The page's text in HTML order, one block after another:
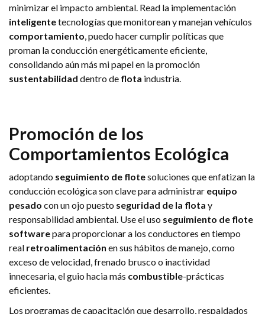
minimizar el impacto ambiental. Read la implementación
inteligentetecnologías que monitorean y manejan vehículos
comportamiento, puedo hacer cumplir políticas que
proman la conducción energéticamente eficiente,
consolidando aún más mi papel en la promoción
sustentabilidad dentro de flota industria.
Promoción de los
Comportamientos Ecológica
adoptando seguimiento de flotesoluciones que enfatizan la
conducción ecológica son clave para administrar equipo
pesado con un ojo puesto seguridad de la flota y
responsabilidad ambiental. Use el uso seguimiento de flote
softwarepara proporcionar a los conductores en tiempo
real retroalimentación en sus hábitos de manejo, como
exceso de velocidad, frenado brusco o inactividad
innecesaria, el guio hacia más combustible-prácticas
eficientes.
Los programas de capacitación que desarrollo, respaldados